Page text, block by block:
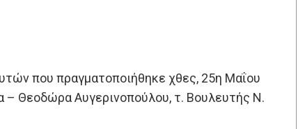
που πραγματοποιήθηκε χθες, 25η Μαΐου
– Θεοδώρα Αυγερινοπούλου, τ. Βουλευτής Ν.